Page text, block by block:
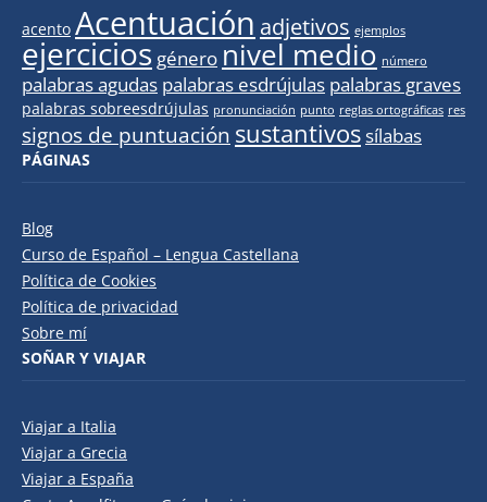
acento Acentuación adjetivos ejemplos
ejercicios género nivel medio número
palabras agudas palabras esdrújulas palabras graves
palabras sobreesdrújulas pronunciación punto reglas ortográficas res
signos de puntuación sustantivossílabas
PÁGINAS
Blog
Curso de Español – Lengua Castellana
Política de Cookies
Política de privacidad
Sobre mí
SOÑAR Y VIAJAR
Viajar a Italia
Viajar a Grecia
Viajar a España